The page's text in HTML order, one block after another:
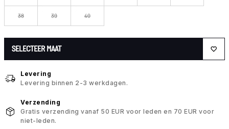
38 39 40
SELECTEER MAAT
Levering
Levering binnen 2-3 werkdagen.
Verzending
Gratis verzending vanaf 50 EUR voor leden en 70 EUR voor
niet-leden.